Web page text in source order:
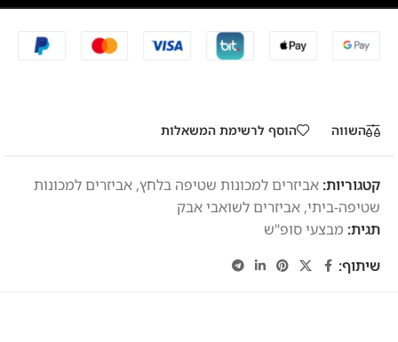
השווה הוסף לרשימת המשאלות
קטגוריות: אביזרים למכונות שטיפה בלחץ, אביזרים למכונות
שטיפה-ביתי, אביזרים לשואבי אבק
תגית: מבצעי סופ"ש
שיתוף: